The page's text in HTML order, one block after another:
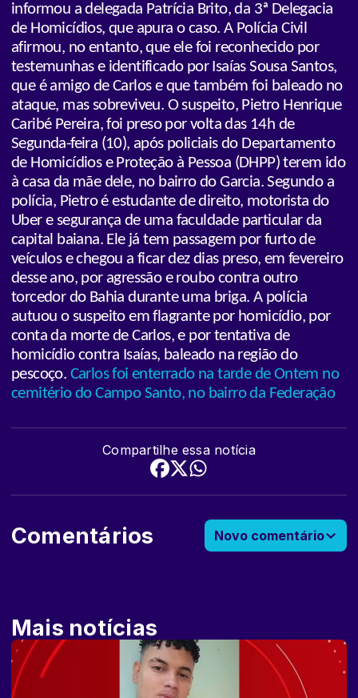
informou a delegada Patrícia Brito, da 3ª Delegacia
de Homicídios, que apura o caso. A Polícia Civil
afirmou, no entanto, que ele foi reconhecido por
testemunhas e identificado por Isaías Sousa Santos,
que é amigo de Carlos e que também foi baleado no
ataque, mas sobreviveu. O suspeito, Pietro Henrique
Caribé Pereira, foi preso por volta das 14h de
Segunda-feira (10), após policiais do Departamento
de Homicídios e Proteção à Pessoa (DHPP) terem ido
à casa da mãe dele, no bairro do Garcia. Segundo a
polícia, Pietro é estudante de direito, motorista do
Uber e segurança de uma faculdade particular da
capital baiana. Ele já tem passagem por furto de
veículos e chegou a ficar dez dias preso, em fevereiro
desse ano, por agressão e roubo contra outro
torcedor do Bahia durante uma briga. A polícia
autuou o suspeito em flagrante por homicídio, por
conta da morte de Carlos, e por tentativa de
homicídio contra Isaías, baleado na região do
pescoço. Carlos foi enterrado na tarde de Ontem no
cemitério do Campo Santo, no bairro da Federação
Compartilhe essa notícia
Comentários Novo comentário
Mais notícias